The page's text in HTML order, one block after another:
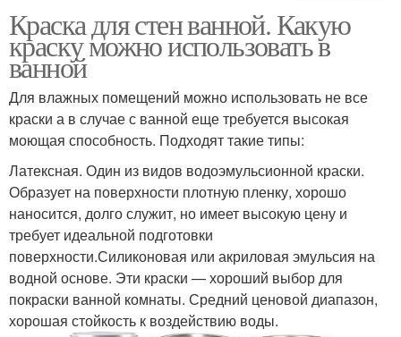
Краска для плитки
Краска на масляной
основе
Краска на латексной
основе
Краска на эпоксидной
основе
Водостойкая краска
Краска для ванной
Водоэмульсионная
краска
Акриловая краска
Краска для стен ванной. Какую
краску можно использовать в
ванной
Для влажных помещений можно использовать не все
краски а в случае с ванной еще требуется высокая
моющая способность. Подходят такие типы:
Латексная. Один из видов водоэмульсионной краски.
Образует на поверхности плотную пленку, хорошо
наносится, долго служит, но имеет высокую цену и
требует идеальной подготовки
поверхности.Силиконовая или акриловая эмульсия на
водной основе. Эти краски — хороший выбор для
покраски ванной комнаты. Средний ценовой диапазон,
хорошая стойкость к воздействию воды.